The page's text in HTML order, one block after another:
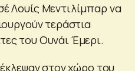
Λουίς Μεντιλίμπαρ να
τεράστια
του Ουνάι Έμερι.
στον χώρο του